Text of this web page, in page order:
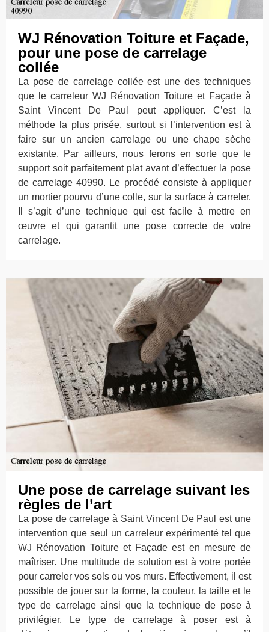
WJ Rénovation Toiture et Façade,
pour une pose de carrelage
collée
La pose de carrelage collée est une des techniques
que le carreleur WJ Rénovation Toiture et Façade à
Saint Vincent De Paul peut appliquer. C’est la
méthode la plus prisée, surtout si l’intervention est à
faire sur un ancien carrelage ou une chape sèche
existante. Par ailleurs, nous ferons en sorte que le
support soit parfaitement plat avant d’effectuer la pose
de carrelage 40990. Le procédé consiste à appliquer
un mortier pourvu d’une colle, sur la surface à carreler.
Il s’agit d’une technique qui est facile à mettre en
œuvre et qui garantit une pose correcte de votre
carrelage.
Une pose de carrelage suivant les
règles de l’art
La pose de carrelage à Saint Vincent De Paul est une
intervention que seul un carreleur expérimenté tel que
WJ Rénovation Toiture et Façade est en mesure de
maîtriser. Une multitude de solution est à votre portée
pour carreler vos sols ou vos murs. Effectivement, il est
possible de jouer sur la forme, la couleur, la taille et le
type de carrelage ainsi que la technique de pose à
privilégier. Le type de carrelage à poser est à